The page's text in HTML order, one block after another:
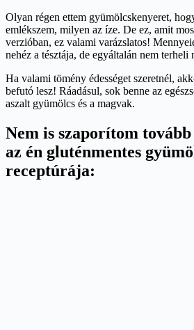
Olyan régen ettem gyümölcskenyeret,
emlékszem, milyen az íze. De ez, amit
verzióban, ez valami varázslatos!
nehéz a tésztája, de egyáltalán nem terheli
Ha valami tömény édességet szeretnél,
befutó lesz! Ráadásul, sok benne az
aszalt gyümölcs és a magvak.
Nem is szaporítom
az én gluténmentes
receptúrája: